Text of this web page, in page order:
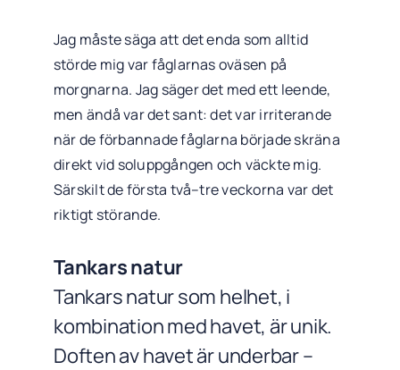
Jag måste säga att det enda som alltid
störde mig var fåglarnas oväsen på
morgnarna. Jag säger det med ett leende,
men ändå var det sant: det var irriterande
när de förbannade fåglarna började skräna
direkt vid soluppgången och väckte mig.
Särskilt de första två–tre veckorna var det
riktigt störande.
Tankars natur
Tankars natur som helhet, i
kombination med havet, är unik.
Doften av havet är underbar –